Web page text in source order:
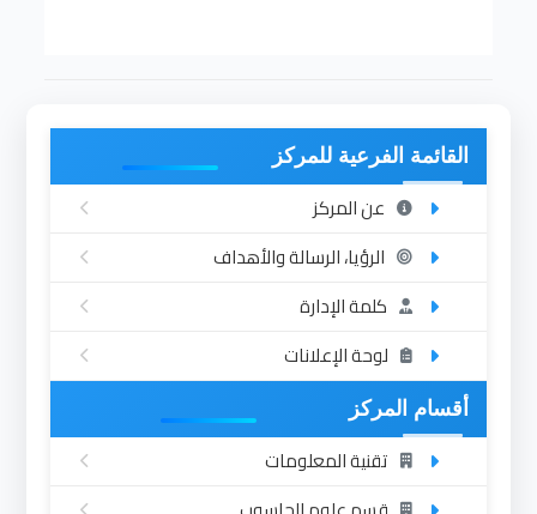
القائمة الفرعية للمركز
عن المركز
الرؤيا، الرسالة والأهداف
كلمة الإدارة
لوحة الإعلانات
أقسام المركز
تقنية المعلومات